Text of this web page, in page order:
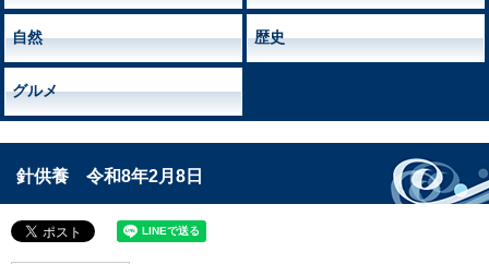
自然 歴史
グルメ
針供養 令和8年2月8日